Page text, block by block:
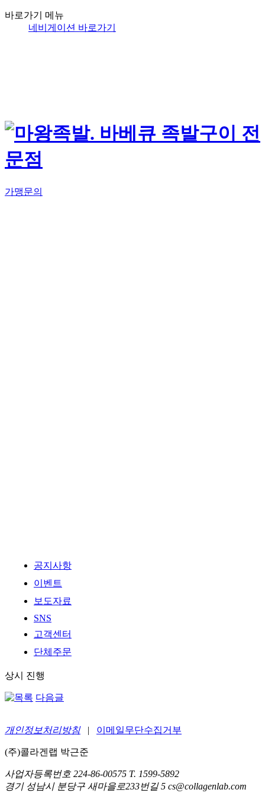
바로가기 메뉴
네비게이션 바로가기
가맹문의
공지사항
이벤트
보도자료
SNS
고객센터
단체주문
상시 진행
다음글
개인정보처리방침 | 이메일무단수집거부
(주)콜라겐랩 박근준
사업자등록번호 224-86-00575 T. 1599-5892
경기 성남시 분당구 새마을로233번길 5 cs@collagenlab.com